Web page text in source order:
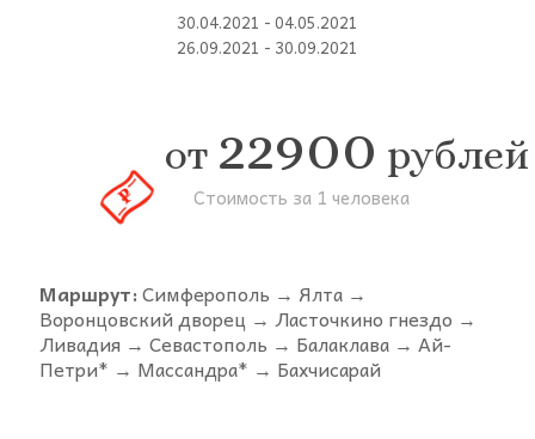
30.04.2021 - 04.05.2021
26.09.2021 - 30.09.2021
от 22900 рублей
Стоимость за 1 человека
Маршрут:Симферополь → Ялта →
Воронцовский дворец → Ласточкино гнездо →
Ливадия → Севастополь → Балаклава → Ай-
Петри* → Массандра* → Бахчисарай